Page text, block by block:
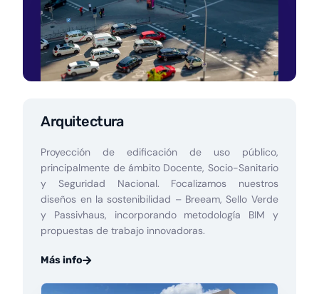
Arquitectura
Proyección de edificación de uso público,
principalmente de ámbito Docente, Socio-Sanitario
y Seguridad Nacional. Focalizamos nuestros
diseños en la sostenibilidad – Breeam, Sello Verde
y Passivhaus, incorporando metodología BIM y
propuestas de trabajo innovadoras.
Más info